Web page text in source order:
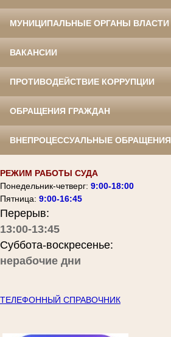
МУНИЦИПАЛЬНЫЕ ОРГАНЫ ВЛАСТИ
ВАКАНСИИ
ПРОТИВОДЕЙСТВИЕ КОРРУПЦИИ
ОБРАЩЕНИЯ ГРАЖДАН
ВНЕПРОЦЕССУАЛЬНЫЕ ОБРАЩЕНИЯ
РЕЖИМ РАБОТЫ СУДА
Понедельник-четверг: 9:00-18:00
Пятница: 9:00-16:45
Перерыв:
13:00-13:45
Суббота-воскресенье:
нерабочие дни
ТЕЛЕФОННЫЙ СПРАВОЧНИК